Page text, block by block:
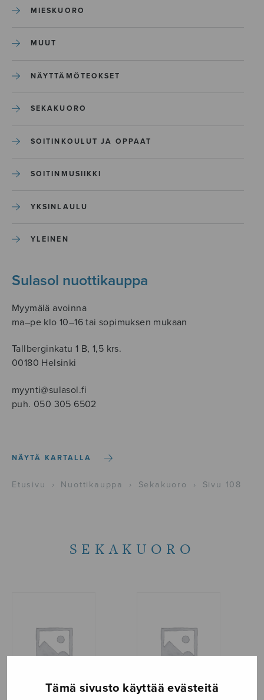
Tämä sivusto käyttää evästeitä
MIESKUORO
MUUT
NÄYTTÄMÖTEOKSET
SEKAKUORO
SOITINKOULUT JA OPPAAT
SOITINMUSIIKKI
YKSINLAULU
YLEINEN
Sulasol nuottikauppa
Myymälä avoinna
ma–pe klo 10–16 tai sopimuksen mukaan
Tallberginkatu 1 B, 1,5 krs.
00180 Helsinki
myynti@sulasol.fi
puh. 050 305 6502
NÄYTÄ KARTALLA
Etusivu › Nuottikauppa › Sekakuoro › Sivu 108
SEKAKUORO